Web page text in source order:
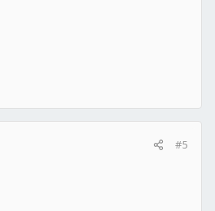
#5